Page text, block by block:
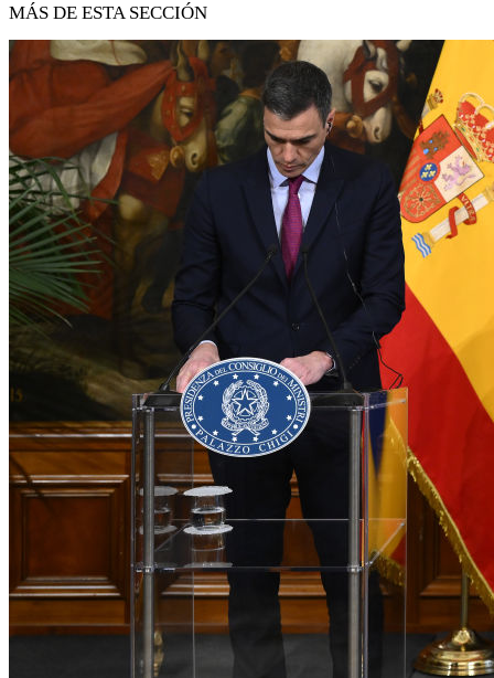
MÁS DE ESTA SECCIÓN